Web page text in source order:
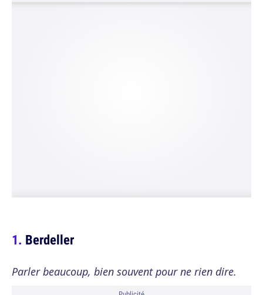
Berdeller
Parler beaucoup, bien souvent pour ne rien dire.